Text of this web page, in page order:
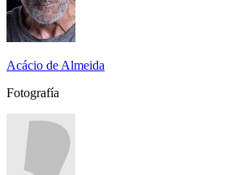
Acácio de Almeida
Fotografía